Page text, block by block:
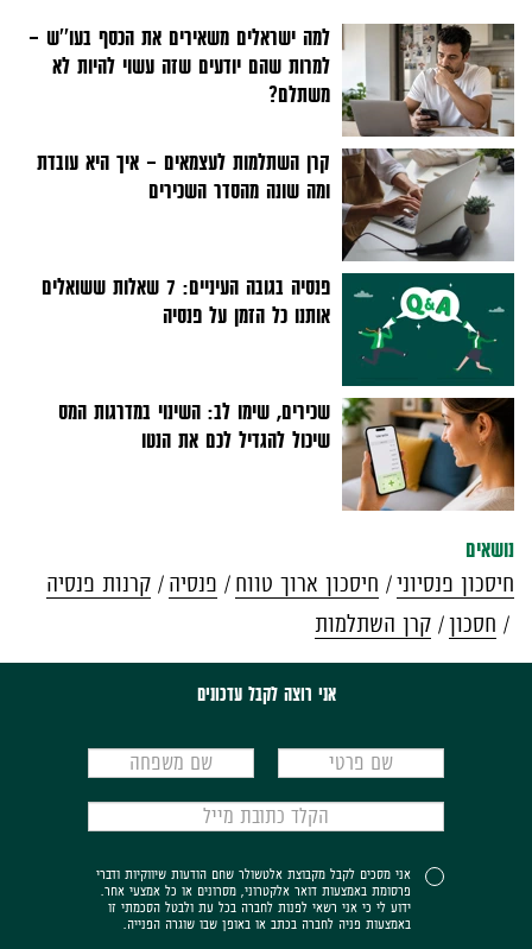
למה ישראלים משאירים את הכסף בעו''ש –
למרות שהם יודעים שזה עשוי להיות לא
משתלם?
קרן השתלמות לעצמאים - איך היא עובדת
ומה שונה מהסדר השכירים
פנסיה בגובה העיניים: 7 שאלות ששואלים
אותנו כל הזמן על פנסיה
שכירים, שימו לב: השינוי במדרגות המס
שיכול להגדיל לכם את הנטו
נושאים
חיסכון פנסיוני
חיסכון ארוך טווח פנסיה
קרנות פנסיה
חסכון
קרן השתלמות
אני רוצה לקבל עדכונים
אני מסכים לקבל מקבוצת אלטשולר שחם הודעות שיווקיות ודברי
פרסומת באמצעות דואר אלקטרוני, מסרונים או כל אמצעי אחר.
ידוע לי כי אני רשאי לפנות לחברה בכל עת ולבטל הסכמתי זו
באמצעות פניה לחברה בכתב או באופן שבו שוגרה הפנייה.